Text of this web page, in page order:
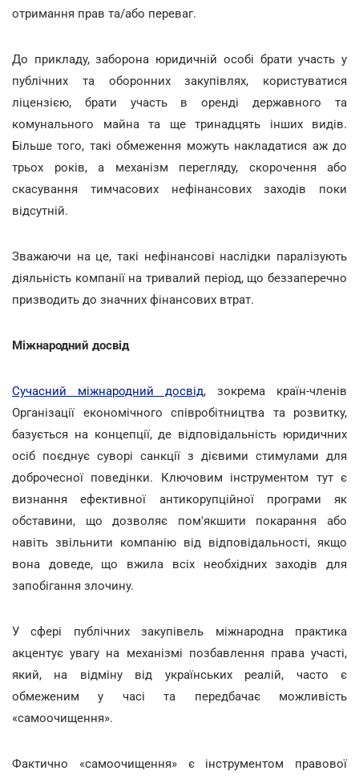
отримання прав та/або переваг.
До прикладу, заборона юридичній особі брати участь у
публічних та оборонних закупівлях, користуватися
ліцензією, брати участь в оренді державного та
комунального майна та ще тринадцять інших видів.
Більше того, такі обмеження можуть накладатися аж до
трьох років, а механізм перегляду, скорочення або
скасування тимчасових нефінансових заходів поки
відсутній.
Зважаючи на це, такі нефінансові наслідки паралізують
діяльність компанії на тривалий період, що беззаперечно
призводить до значних фінансових втрат.
Міжнародний досвід
Сучасний міжнародний досвід, зокрема країн-членів
Організації економічного співробітництва та розвитку,
базується на концепції, де відповідальність юридичних
осіб поєднує суворі санкції з дієвими стимулами для
доброчесної поведінки. Ключовим інструментом тут є
визнання ефективної антикорупційної програми як
обставини, що дозволяє пом'якшити покарання або
навіть звільнити компанію від відповідальності, якщо
вона доведе, що вжила всіх необхідних заходів для
запобігання злочину.
У сфері публічних закупівель міжнародна практика
акцентує увагу на механізмі позбавлення права участі,
який, на відміну від українських реалій, часто є
обмеженим у часі та передбачає можливість
«самоочищення».
Фактично «самоочищення» є інструментом правової